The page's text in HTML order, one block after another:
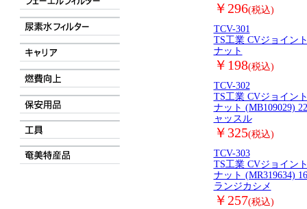
￥296(税込)
TCV-301
TS工業 CVジョイン
ナット
￥198(税込)
TCV-302
TS工業 CVジョイン
ナット (MB109029)
ャッスル
￥325(税込)
TCV-303
TS工業 CVジョイン
ナット (MR319634)
ランジカシメ
￥257(税込)